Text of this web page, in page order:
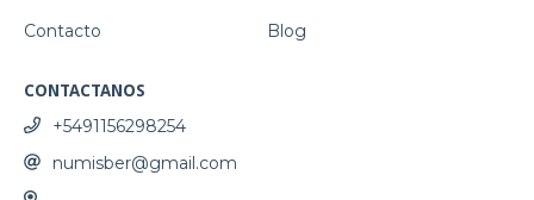
Contacto Blog
CONTACTANOS
+5491156298254
numisber@gmail.com